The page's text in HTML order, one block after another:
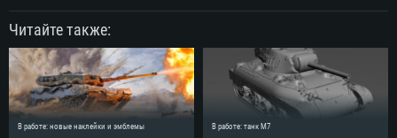
Читайте также:
В работе: новые наклейки и эмблемы
В работе: танк M7